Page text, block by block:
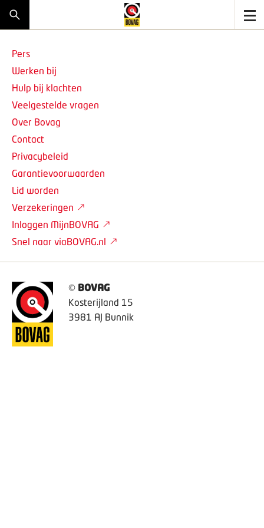
© BOVAG
Kosterijland 15
3981 AJ Bunnik
Pers
Werken bij
Hulp bij klachten
Veelgestelde vragen
Over Bovag
Contact
Privacybeleid
Garantievoorwaarden
Lid worden
Verzekeringen
Inloggen MijnBOVAG
Snel naar viaBOVAG.nl